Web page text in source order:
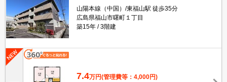
山陽本線（中国）/東福山駅 徒歩35分
広島県福山市曙町１丁目
築15年
3階建
7.4万円(管理費等：4,000円)